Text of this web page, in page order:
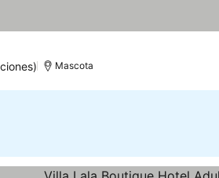
Mascota